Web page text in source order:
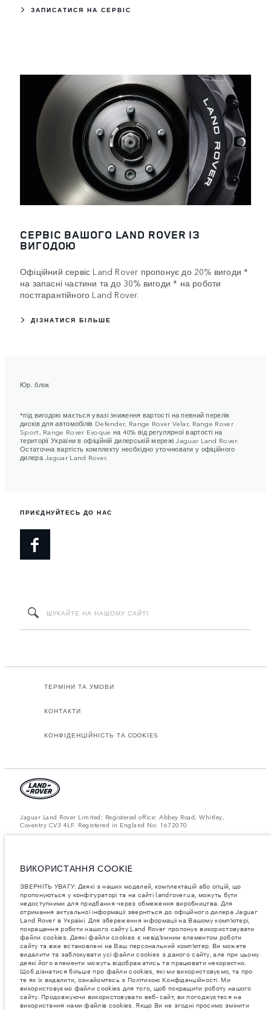
ЗАПИСАТИСЯ НА СЕРВІС
СЕРВІС ВАШОГО LAND ROVER ІЗ
ВИГОДОЮ
Офіційний сервіс Land Rover пропонує до 20% вигоди *
на запасні частини та до 30% вигоди * на роботи
постгарантійного Land Rover.
ДІЗНАТИСЯ БІЛЬШЕ
Юр. блок
*під вигодою мається увазі зниження вартості на певний перелік
дисків для автомобілів Defender, Range Rover Velar, Range Rover
Sport, Range Rover Evoque на 40% від регулярної вартості на
території України в офіційній дилерській мережі Jaguar Land Rover.
Остаточна вартість комплекту необхідно уточнювати у офіційного
дилера Jaguar Land Rover.
ПРИЄДНУЙТЕСЬ ДО НАС
ТЕРМІНИ ТА УМОВИ
КОНТАКТИ
КОНФІДЕНЦІЙНІСТЬ ТА COOKIES
Jaguar Land Rover Limited: Registered office: Abbey Road, Whitley,
Coventry CV3 4LF. Registered in England No: 1672070
отримання актуальної інформації зверніться до офіційного дилера
Jaguar Land Rover в Україні.
Важливе зауваження щодо зображень та специфікацій.Глобальний
дефіцит напівпровідників наразі впливає на специфікації збірки,
доступність опцій і терміни виготовлення автомобілів. Це дуже
динамічна ситуація, і, як наслідок, зображення, які зараз
використовуються на вебсайті, можуть не повністю відображати
поточні специфікації, опції, варіанти оздоблення та кольорові рішення.
Будь ласка, зв'яжіться з офіційним дилером для отримання детальної
інформації.
Jaguar Land Rover Limited постійно шукає шляхи поліпшити технічні
характеристики, дизайн і виробництво своїх автомобілів, деталей та
аксесуарів, зміни відбуваються постійно, і ми залишаємо за собою
право вносити зміни без попереднього повідомлення. Деякі функції
можуть відрізнятися від додаткових до стандартних для різних років
моделі. Інформація, технічні характеристики, двигуни і кольори на
цьому веб-сайті базуються на європейській специфікації і можуть
ВИКОРИСТАННЯ COOKIE
ЗВЕРНІТЬ УВАГУ: Деякі з наших моделей, комплектацій або опцій, що
пропонуються у конфігураторі та на сайті landrover.ua, можуть бути
недоступними для придбання через обмеження виробництва. Для
отримання актуальної інформації зверніться до офіційного дилера Jaguar
Land Rover в Україні. Для збереження інформаціі на Вашому комп’ютері,
покращення роботи нашого сайту Land Rover пропонує використовувати
файли cookies. Деякі файли cookies є невід’ємним елементом роботи
сайту та вже встановлені на Ваш персональний комп’ютер. Ви можете
видалити та заблокувати усі файли cookies з даного сайту, але при цьому
деякі його елементи можуть відображатись та працювати некоректно.
Щоб дізнатися більше про файли cookies, які ми використовуємо, та про
те як їх видалити, ознайомтесь з Політикою Конфіденційності. Ми
використовуємо файли cookies для того, щоб покращити роботу нашого
сайту. Продовжуючи використовувати веб-сайт, ви погоджуєтеся на
використання нами файлів cookies. Якщо Ви не згодні просимо змінити